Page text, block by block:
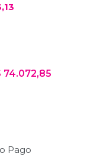
74.072,85
Pago